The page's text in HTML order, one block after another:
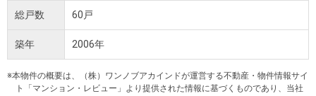
マン
ショ
ンを
中古
を探
料
査
定
相
案内（首
古屋）
西）
つ
経営ビジ
ョン
覧
情報
法人のお客さま
提携企業にお勤めの方
総戸数 60戸
築年 2006年
※本物件の概要は、（株）ワンノブアカインドが運営する不動産・物件情報サイ
ト「マンション・レビュー」より提供された情報に基づくものであり、当社